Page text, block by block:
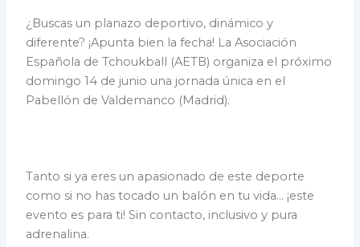
¿Buscas un planazo deportivo, dinámico y
diferente? ¡Apunta bien la fecha! La Asociación
Española de Tchoukball (AETB) organiza el próximo
domingo 14 de junio una jornada única en el
Pabellón de Valdemanco (Madrid).
Tanto si ya eres un apasionado de este deporte
como si no has tocado un balón en tu vida… ¡este
evento es para ti! Sin contacto, inclusivo y pura
adrenalina.